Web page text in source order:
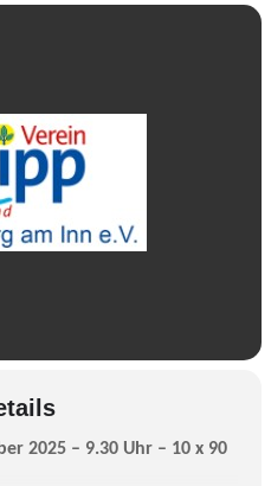
2025 – 9.30 Uhr – 10 x 90